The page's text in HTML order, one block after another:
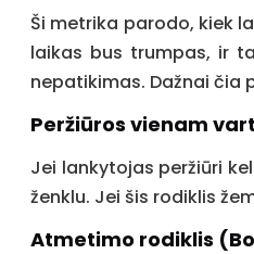
Ši metrika parodo, kiek
laikas bus trumpas, ir
nepatikimas. Dažnai čia
Peržiūros vienam
Jei lankytojas peržiūri
ženklu. Jei šis rodiklis
Atmetimo rodiklis